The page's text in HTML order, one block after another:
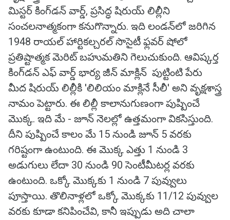
మిస్టర్ కింగ్‌డన్ వార్డ్, ప్రసిద్ధ షిరుయ్ లిల్లీని
సంచలనాత్మకంగా కనుగొన్నారు. ఇది లండన్‌లో జరిగిన
1948 రాయల్ హార్టికల్చరల్ సొసైటీ ఫ్లవర్ షోలో
ప్రతిష్టాత్మక మెరిట్ బహుమతిని గెలుచుకుంది. ఆవిష్కర్త
కింగ్‌డన్ ఎఫ్ వార్డ్ భార్య జీన్ మాక్లిన్ పుట్టింటి పేరు
మీద షిరుయ్ లిల్లీకి 'లిలియం మాక్లినే సీలీ' అని వృక్షశాస్త్ర
నామం పెట్టారు. ఈ లిల్లీ కాలానుగుణంగా పుష్పించే
మొక్క. ఇది మే - జూన్ నెలల్లో ఉత్తమంగా వికసిస్తుంది.
దీని పుష్పించే కాలం మే 15 నుండి జూన్ 5 వరకు
గరిష్టంగా ఉంటుంది. ఈ మొక్క ఎత్తు 1 నుండి 3
అడుగులు లేదా 30 నుండి 90 సెంటీమీటర్ల వరకు
ఉంటుంది. ఒక్కో మొక్కకు 1 నుండి 7 పువ్వులు
పూస్తాయి. తొలినాళ్లలో ఒక్కో మొక్కకు 11/12 పువ్వుల
వరకు కూడా కనిపించేవి, కానీ ఇప్పుడు అది చాలా